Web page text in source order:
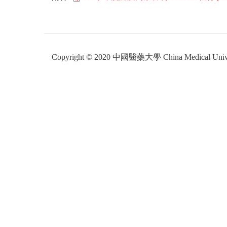
Copyright © 2020 中國醫藥大學 China Medical